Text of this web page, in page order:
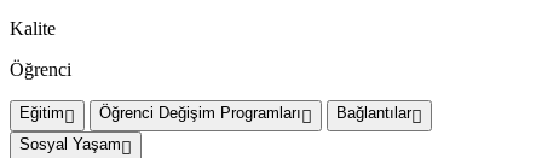
Kalite
Öğrenci
Eğitim Öğrenci Değişim Programları
Bağlantılar
Sosyal Yaşam